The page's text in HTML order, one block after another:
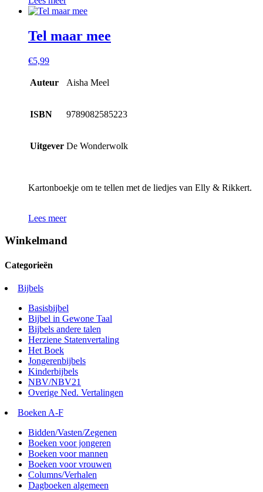
Tel maar mee
€5,99
Auteur Aisha Meel
ISBN 9789082585223
Uitgever De Wonderwolk
Kartonboekje om te tellen met de liedjes van Elly & Rikkert.
Lees meer
Winkelmand
Categorieën
Bijbels
Basisbijbel
Bijbel in Gewone Taal
Bijbels andere talen
Herziene Statenvertaling
Het Boek
Jongerenbijbels
Kinderbijbels
NBV/NBV21
Overige Ned. Vertalingen
Boeken A-F
Bidden/Vasten/Zegenen
Boeken voor jongeren
Boeken voor mannen
Boeken voor vrouwen
Columns/Verhalen
Dagboeken algemeen